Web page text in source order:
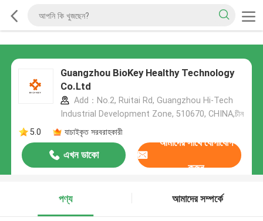
Guangzhou BioKey Healthy Technology
Co.Ltd
Add：No.2, Ruitai Rd, Guangzhou Hi-Tech
Industrial Development Zone, 510670, CHINA,চীন
5.0
যাচাইকৃত সরবরাহকারী
এখন ডাকো
আমাদের সাথে যোগাযোগ
করুন
পণ্য আমাদের সম্পর্কে